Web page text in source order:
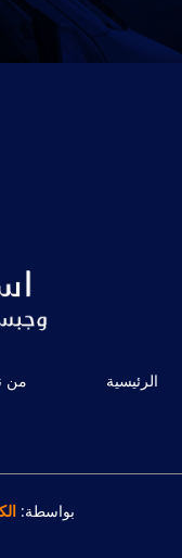
الرئيسية من
بواسطة: